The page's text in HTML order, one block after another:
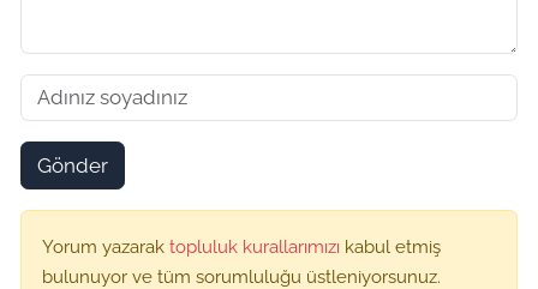
Gönder
Yorum yazarak topluluk kurallarımızı kabul etmiş
bulunuyor ve tüm sorumluluğu üstleniyorsunuz.